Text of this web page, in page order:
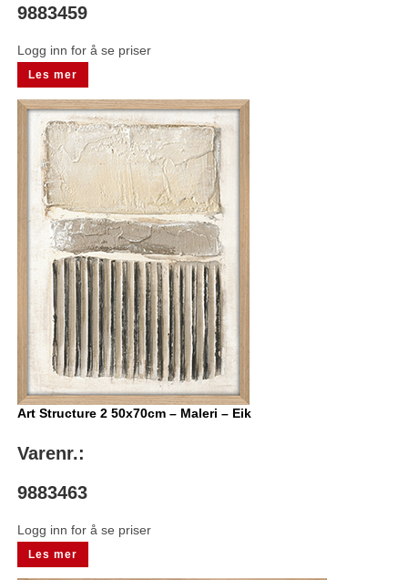
9883459
Logg inn for å se priser
Les mer
Art Structure 2 50x70cm – Maleri – Eik
Varenr.:
9883463
Logg inn for å se priser
Les mer